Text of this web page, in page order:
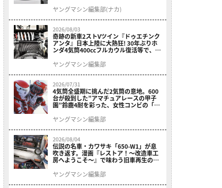
ニット プレシャスレイ スモール］
ヤングマシン編集部(ナカ)
2026/08/03
奇跡の新車2ストVツイン『ドゥエチンク
アンタ』日本上陸に大熱狂! 30年ぶりホ
ンダ4気筒400ccフルカウル復活等で、ロ
ニュース振り返り】
ヤングマシン編集部
2026/07/31
4気筒全盛期に挑んだ2気筒の意地。600
台が殺到した”アマチュアレースの甲子
園”鈴鹿4耐を彩った、女性コンビの「ス
ヤングマシン編集部
2026/08/04
伝説の名車・カワサキ「650-W1」が息
吹き返す。漫画『レストア！～改造車工
房へようこそ～』で味わう旧車再生のロ
ヤングマシン編集部